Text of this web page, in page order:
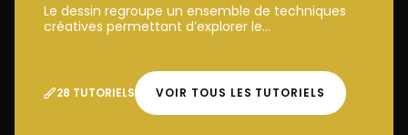
Le dessin regroupe un ensemble de techniques
créatives permettant d’explorer le...
28 TUTORIELS VOIR TOUS LES TUTORIELS